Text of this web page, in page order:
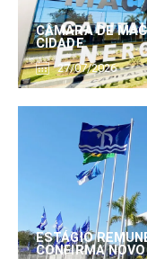
CÂMARA DE
CIDADE
27/07/2026
ESTÁGIO
CONFIRMA